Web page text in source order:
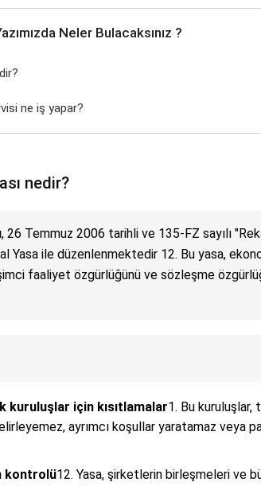
Neler Bulacaksınız ?
ne iş yapar?
nedir?
, 26 Temmuz 2006 tarihli ve 135-FZ sayılı
Yasa ile düzenlenmektedir 12. Bu yasa,
faaliyet özgürlüğünü ve sözleşme
kuruluşlar için kısıtlamalar1. Bu kuruluşlar,
ayrımcı koşullar yaratamaz veya
kontrolü12. Yasa, şirketlerin birleşmeleri ve